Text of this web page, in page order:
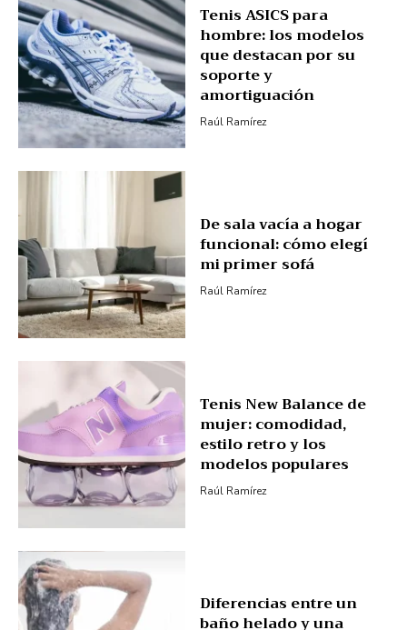
Tenis ASICS para
hombre: los modelos
que destacan por su
soporte y
amortiguación
Raúl Ramírez
De sala vacía a hogar
funcional: cómo elegí
mi primer sofá
Raúl Ramírez
Tenis New Balance de
mujer: comodidad,
estilo retro y los
modelos populares
Raúl Ramírez
Diferencias entre un
baño helado y una